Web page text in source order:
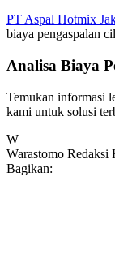
PT Aspal Hotmix
biaya pengaspalan
Analisa Biaya
Temukan informasi
kami untuk solusi
W
Warastomo Redaksi
Bagikan: